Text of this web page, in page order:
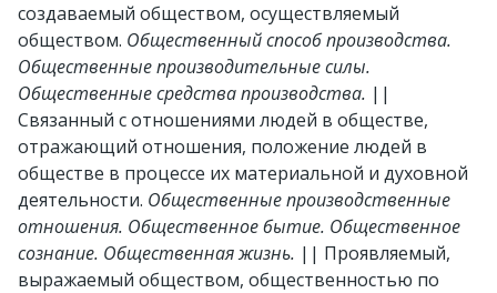
создаваемый обществом, осуществляемый
обществом. Общественный способ производства.
Общественные производительные силы.
Общественные средства производства. ||
Связанный с отношениями людей в обществе,
отражающий отношения, положение людей в
обществе в процессе их материальной и духовной
деятельности. Общественные производственные
отношения. Общественное бытие. Общественное
сознание. Общественная жизнь. || Проявляемый,
выражаемый обществом, общественностью по